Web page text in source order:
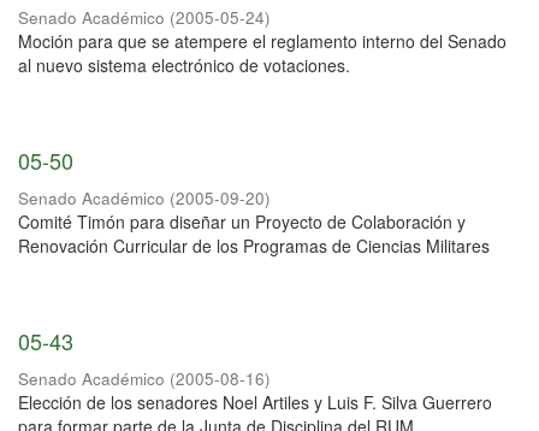
Senado Académico (2005-05-24)
Moción para que se atempere el reglamento interno del Senado
al nuevo sistema electrónico de votaciones.
05-50
Senado Académico (2005-09-20)
Comité Timón para diseñar un Proyecto de Colaboración y
Renovación Curricular de los Programas de Ciencias Militares
05-43
Senado Académico (2005-08-16)
Elección de los senadores Noel Artiles y Luis F. Silva Guerrero
para formar parte de la Junta de Disciplina del RUM.